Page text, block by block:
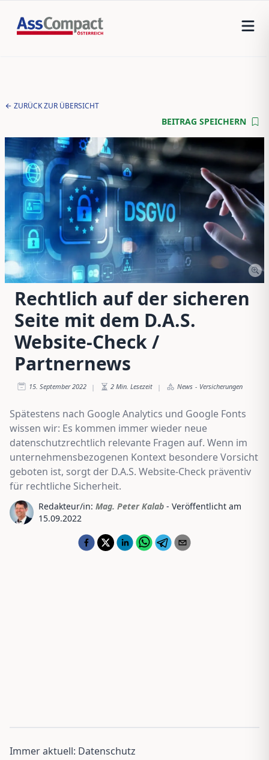
ZURÜCK ZUR ÜBERSICHT
BEITRAG SPEICHERN
Rechtlich auf der sicheren
Seite mit dem D.A.S.
Website-Check /
Partnernews
15. September 2022 | 2 Min. Lesezeit | News - Versicherungen
Spätestens nach Google Analytics und Google Fonts
wissen wir: Es kommen immer wieder neue
datenschutzrechtlich relevante Fragen auf. Wenn im
unternehmensbezogenen Kontext besondere Vorsicht
geboten ist, sorgt der D.A.S. Website-Check präventiv
für rechtliche Sicherheit.
Redakteur/in: Mag. Peter Kalab - Veröffentlicht am
15.09.2022
Immer aktuell: Datenschutz